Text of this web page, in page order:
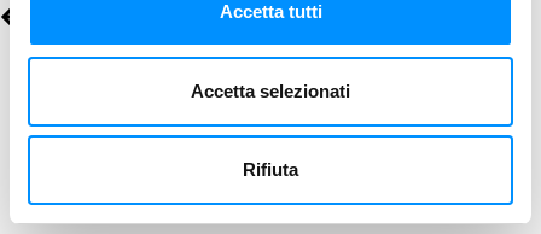
Accetta tutti
Accetta selezionati
Rifiuta